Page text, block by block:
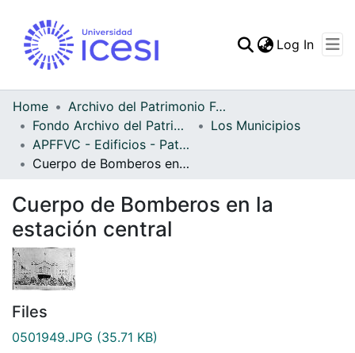
Statistics
Log In
Home
Archivo del Patrimonio Fotográfico y Fílmico del Valle del Cauca
Fondo Archivo del Patrimonio Fotográfico y Fílmico del Valle del Cauca
Los Municipios
APFFVC - Edificios - Patrimonial
Cuerpo de Bomberos en la estación central
Cuerpo de Bomberos en la
estación central
Files
0501949.JPG (35.71 KB)